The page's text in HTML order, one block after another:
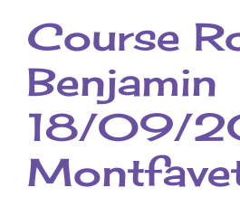
Course
Benjamin
18/09/